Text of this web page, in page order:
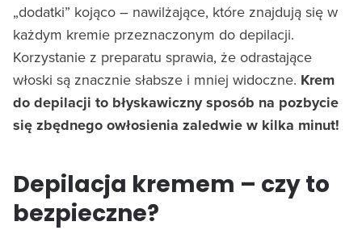
„dodatki” kojąco – nawilżające, które znajdują się w
każdym kremie przeznaczonym do depilacji.
Korzystanie z preparatu sprawia, że odrastające
włoski są znacznie słabsze i mniej widoczne. Krem
do depilacji to błyskawiczny sposób na pozbycie
się zbędnego owłosienia zaledwie w kilka minut!
Depilacja kremem – czy to
bezpieczne?